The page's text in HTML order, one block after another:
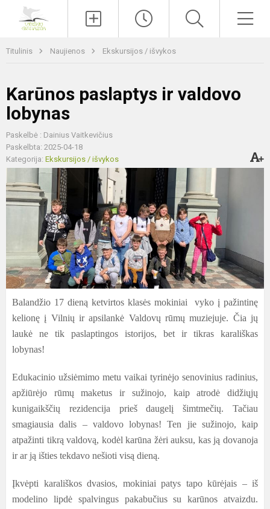
Titulinis Naujienos Ekskursijos / išvykos
Karūnos paslaptys ir valdovo
lobynas
Paskelbė : Dainius Vaitkevičius
Paskelbta: 2025-04-18
Kategorija: Ekskursijos / išvykos
Balandžio 17 dieną ketvirtos klasės mokiniai vyko į pažintinę
kelionę į Vilnių ir apsilankė Valdovų rūmų muziejuje. Čia jų
laukė ne tik paslaptingos istorijos, bet ir tikras karališkas
lobynas!
Edukacinio užsiėmimo metu vaikai tyrinėjo senovinius radinius,
apžiūrėjo rūmų maketus ir sužinojo, kaip atrodė didžiųjų
kunigaikščių rezidencija prieš daugelį šimtmečių. Tačiau
smagiausia dalis – valdovo lobynas! Ten jie sužinojo, kaip
atpažinti tikrą valdovą, kodėl karūna žėri auksu, kas ją dovanoja
ir ar ją išties tekdavo nešioti visą dieną.
Įkvėpti karališkos dvasios, mokiniai patys tapo kūrėjais – iš
modelino lipdė spalvingus pakabučius su karūnos atvaizdu.